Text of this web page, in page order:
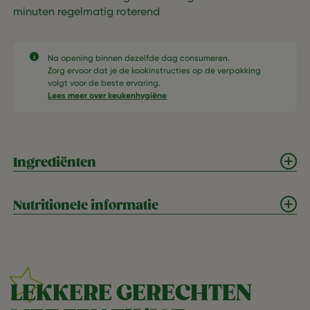
minuten regelmatig roterend
Na opening binnen dezelfde dag consumeren.​
Zorg ervoor dat je de kookinstructies op de verpakking
volgt voor de beste ervaring.​
Lees meer over keukenhygiëne
Ingrediënten
Nutritionele informatie
LEKKERE GERECHTEN